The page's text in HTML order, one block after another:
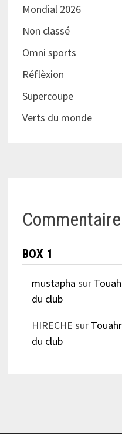
Mondial 2026
Non classé
Omni sports
Réflèxion
Supercoupe
Verts du monde
BOX 1
mustapha sur
du club
HIRECHE sur
du club